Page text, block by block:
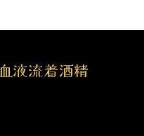
血液流着酒精